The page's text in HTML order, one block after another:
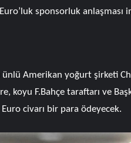
sponsorluk anlaşması
ünlü Amerikan yoğurt şirketi
koyu F.Bahçe taraftarı ve
civarı bir para ödeyecek.